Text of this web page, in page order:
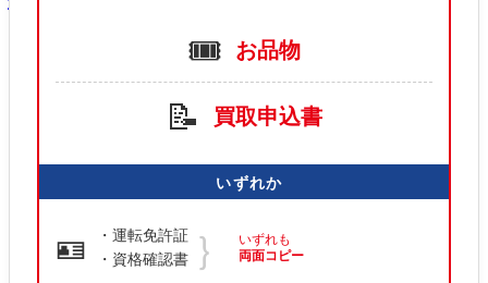
🎟️ お品物
📝 買取申込書
いずれか
🪪
・運転免許証
・資格確認書 ｝ いずれも
両面コピー